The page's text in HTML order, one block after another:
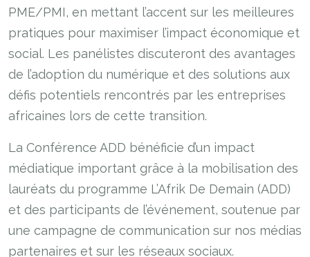
PME/PMI, en mettant l’accent sur les meilleures
pratiques pour maximiser l’impact économique et
social. Les panélistes discuteront des avantages
de l’adoption du numérique et des solutions aux
défis potentiels rencontrés par les entreprises
africaines lors de cette transition.
La Conférence ADD bénéficie d’un impact
médiatique important grâce à la mobilisation des
lauréats du programme L’Afrik De Demain (ADD)
et des participants de l’événement, soutenue par
une campagne de communication sur nos médias
partenaires et sur les réseaux sociaux.